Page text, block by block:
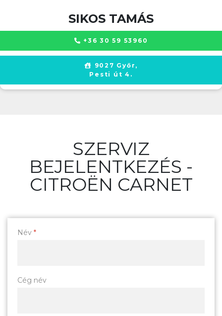
SIKOS TAMÁS
+36 30 59 53960
9027 Győr,
Pesti út 4.
SZERVIZ
BEJELENTKEZÉS -
CITROËN CARNET
Név *
Cég név